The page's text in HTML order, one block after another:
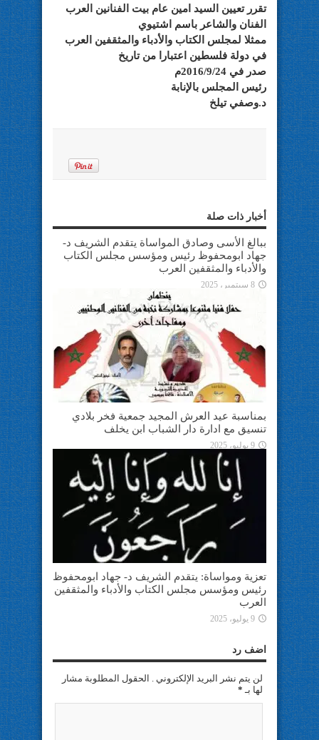
تقرر تعيين السيد امين عام بيت الفنانين العرب
الفنان والشاعر باسم اشتيوي
ممثلا لمجلس الكتاب والأدباء والمثقفين العرب
في دولة فلسطين اعتبارا من تاريخ
صدر في 2016/9/24م
رئيس المجلس بالإنابة
د.وصفي تيلخ
أخبار ذات صلة
ببالغ الأسى وصادق المواساة يتقدم الشريف د-
جهاد ابومحفوظ رئيس ومؤسس مجلس الكتاب
والأدباء والمثقفين العرب
8 سبتمبر، 2025
بمناسبة عيد العرش المجيد جمعية فخر بلادي
تنسيق مع ادارة دار الشباب ابن يخلف
9 يوليو، 2025
تعزية ومواساة: يتقدم الشريف د- جهاد ابومحفوظ
رئيس ومؤسس مجلس الكتاب والأدباء والمثقفين
العرب
9 يوليو، 2025
اضف رد
لن يتم نشر البريد الإلكتروني . الحقول المطلوبة مشار
لها بـ *